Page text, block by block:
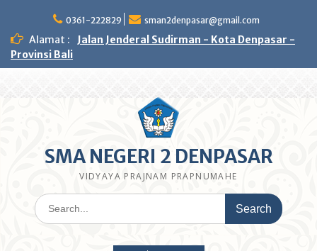
content
0361-222829 sman2denpasar@gmail.com
Alamat :
Jalan Jenderal Sudirman - Kota Denpasar -
Provinsi Bali
SMA NEGERI 2 DENPASAR
VIDYAYA PRAJNAM PRAPNUMAHE
Search
for: